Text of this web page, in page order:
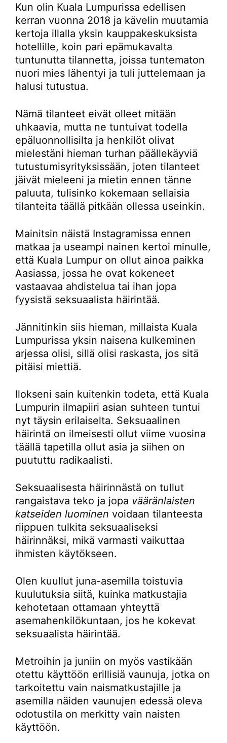
Kun olin Kuala Lumpurissa edellisen
kerran vuonna 2018 ja kävelin muutamia
kertoja illalla yksin kauppakeskuksista
hotellille, koin pari epämukavalta
tuntunutta tilannetta, joissa tuntematon
nuori mies lähentyi ja tuli juttelemaan ja
halusi tutustua.
Nämä tilanteet eivät olleet mitään
uhkaavia, mutta ne tuntuivat todella
epäluonnollisilta ja henkilöt olivat
mielestäni hieman turhan päällekäyviä
tutustumisyrityksissään, joten tilanteet
jäivät mieleeni ja mietin ennen tänne
paluuta, tulisinko kokemaan sellaisia
tilanteita täällä pitkään ollessa useinkin.
Mainitsin näistä Instagramissa ennen
matkaa ja useampi nainen kertoi minulle,
että Kuala Lumpur on ollut ainoa paikka
Aasiassa, jossa he ovat kokeneet
vastaavaa ahdistelua tai ihan jopa
fyysistä seksuaalista häirintää.
Jännitinkin siis hieman, millaista Kuala
Lumpurissa yksin naisena kulkeminen
arjessa olisi, sillä olisi raskasta, jos sitä
pitäisi miettiä.
Ilokseni sain kuitenkin todeta, että Kuala
Lumpurin ilmapiiri asian suhteen tuntui
nyt täysin erilaiselta. Seksuaalinen
häirintä on ilmeisesti ollut viime vuosina
täällä tapetilla ollut asia ja siihen on
puututtu radikaalisti.
Seksuaalisesta häirinnästä on tullut
rangaistava teko ja jopa vääränlaisten
katseiden luominen voidaan tilanteesta
riippuen tulkita seksuaaliseksi
häirinnäksi, mikä varmasti vaikuttaa
ihmisten käytökseen.
Olen kuullut juna-asemilla toistuvia
kuulutuksia siitä, kuinka matkustajia
kehotetaan ottamaan yhteyttä
asemahenkilökuntaan, jos he kokevat
seksuaalista häirintää.
Metroihin ja juniin on myös vastikään
otettu käyttöön erillisiä vaunuja, jotka on
tarkoitettu vain naismatkustajille ja
asemilla näiden vaunujen edessä oleva
odotustila on merkitty vain naisten
käyttöön.